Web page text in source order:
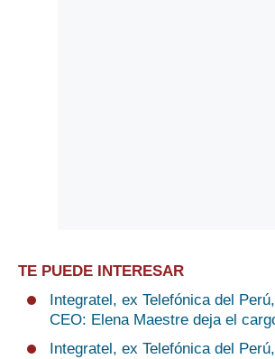
TE PUEDE INTERESAR
Integratel, ex Telefónica del
CEO: Elena Maestre deja el
Integratel, ex Telefónica del